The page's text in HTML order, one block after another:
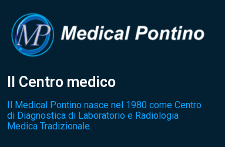
Il Centro medico
Il Medical Pontino nasce nel 1980 come Centro
di Diagnostica di Laboratorio e Radiologia
Medica Tradizionale.